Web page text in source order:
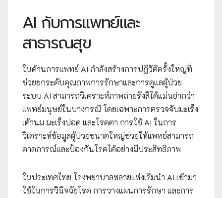
AI กับการแพทย์และ
สาธารณสุข
ในด้านการแพทย์ AI กำลังสร้างการปฏิวัติครั้งใหญ่ที่
ช่วยยกระดับคุณภาพการรักษาและการดูแลผู้ป่วย
ระบบ AI สามารถวิเคราะห์ภาพถ่ายรังสีได้แม่นยำกว่า
แพทย์มนุษย์ในบางกรณี โดยเฉพาะการตรวจจับมะเร็ง
เต้านม มะเร็งปอด และโรคตา การใช้ AI ในการ
วิเคราะห์ข้อมูลผู้ป่วยขนาดใหญ่ช่วยให้แพทย์สามารถ
คาดการณ์และป้องกันโรคได้อย่างมีประสิทธิภาพ
ในประเทศไทย โรงพยาบาลหลายแห่งเริ่มนำ AI เข้ามา
ใช้ในการวินิจฉัยโรค การวางแผนการรักษา และการ